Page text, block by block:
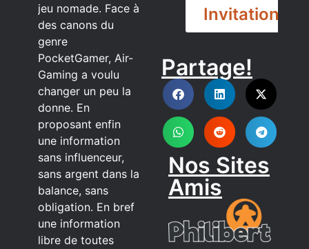
jeu nomade. Face à
des canons du
genre
PocketGamer, Air-
Gaming a voulu
changer un peu la
donne. En
proposant enfin
une information
sans influenceur,
sans argent dans la
balance, sans
obligation. En bref
une information
libre de toutes
Invitation
DISCORD
Partage!
Nos Sites
Amis